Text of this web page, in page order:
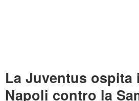
La Juventus ospita
Napoli contro la